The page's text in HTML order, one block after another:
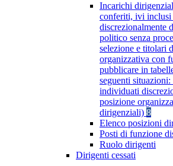
Incarichi
conferiti, ivi
discrezionalmente
politico senza
selezione e titolari
organizzativa con
pubblicare in
seguenti
individuati
posizione
dirigenziali) 8
Elenco posizioni
Posti di funzione
Ruolo dirigenti
Dirigenti cessati